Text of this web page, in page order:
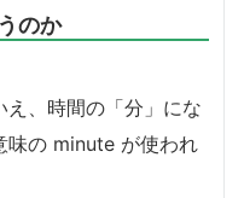
のか
え、時間の「分」にな
味の minute が使われ